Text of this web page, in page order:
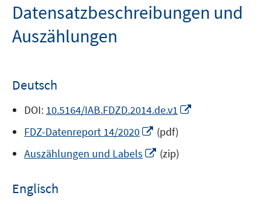
Datensatzbeschreibungen und
Auszählungen
Deutsch
DOI: 10.5164/IAB.FDZD.2014.de.v1
FDZ-Datenreport 14/2020
In
neuem
Fenster
(pdf)
Auszählungen und Labels
In
(zip)
Englisch